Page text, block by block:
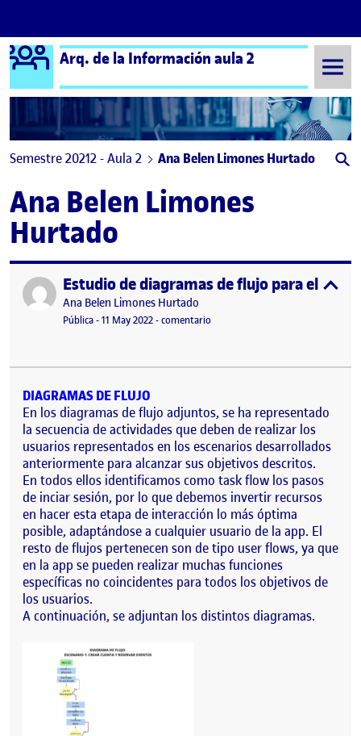
Saltar al contenido
Logo Ágora
Arq. de la Información aula 2
Semestre 20212 - Aula 2 Ana Belen Limones Hurtado
Ana Belen Limones
Hurtado
Publicado porEstudio de diagramas de flujo para el
Publicado por
Ana Belen Limones Hurtado
Visibilidad:
Pública-Fecha de publicación
11 May 2022-comentario
DIAGRAMAS DE FLUJO
En los diagramas de flujo adjuntos, se ha representado
la secuencia de actividades que deben de realizar los
usuarios representados en los escenarios desarrollados
anteriormente para alcanzar sus objetivos descritos.
En todos ellos identificamos como task flow los pasos
de inciar sesión, por lo que debemos invertir recursos
en hacer esta etapa de interacción lo más óptima
posible, adaptándose a cualquier usuario de la app. El
resto de flujos pertenecen son de tipo user flows, ya que
en la app se pueden realizar muchas funciones
específicas no coincidentes para todos los objetivos de
los usuarios.
A continuación, se adjuntan los distintos diagramas.